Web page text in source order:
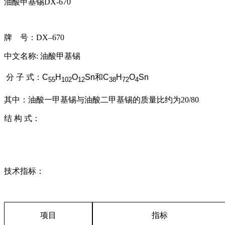
牌 号： DX–670
中文名称: 油酸甲基锡
分 子 式： C55H 102O12Sn和C38H 72O4Sn
其中：油酸一甲基锡与油酸二甲基锡的质量比约为20/80
结 构 式：
技术指标：
项目 指标